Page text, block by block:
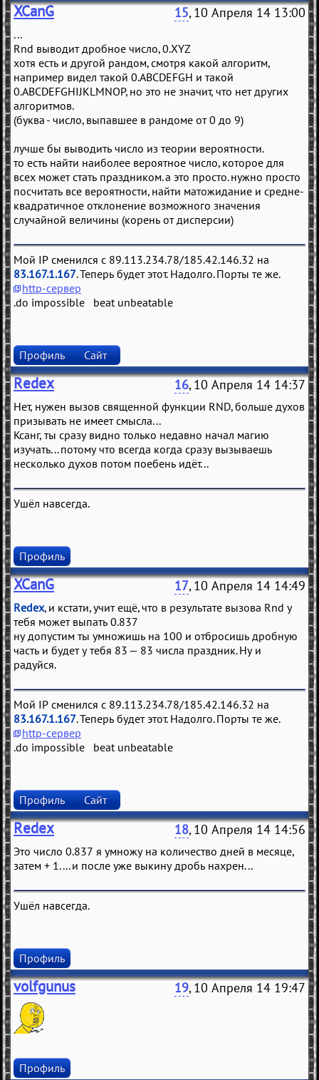
XCanG 15, 10 Апреля 14 13:00
...
Rnd выводит дробное число, 0.XYZ
хотя есть и другой рандом, смотря какой алгоритм,
например видел такой 0.ABCDEFGH и такой
0.ABCDEFGHIJKLMNOP, но это не значит, что нет других
алгоритмов.
(буква - число, выпавшее в рандоме от 0 до 9)
лучше бы выводить число из теории вероятности.
то есть найти наиболее вероятное число, которое для
всех может стать праздником. а это просто. нужно просто
посчитать все вероятности, найти матожидание и средне-
квадратичное отклонение возможного значения
случайной величины (корень от дисперсии)
Мой IP сменился с 89.113.234.78/185.42.146.32 на
83.167.1.167. Теперь будет этот. Надолго. Порты те же.
http-сервер
.do impossible beat unbeatable
Профиль Сайт
Redex 16, 10 Апреля 14 14:37
Нет, нужен вызов священной функции RND, больше духов
призывать не имеет смысла...
Ксанг, ты сразу видно только недавно начал магию
изучать... потому что всегда когда сразу вызываешь
несколько духов потом поебень идёт...
Ушёл навсегда.
Профиль
XCanG 17, 10 Апреля 14 14:49
Redex, и кстати, учит ещё, что в результате вызова Rnd у
тебя может выпать 0.837
ну допустим ты умножишь на 100 и отбросишь дробную
часть и будет у тебя 83 — 83 числа праздник. Ну и
радуйся.
Мой IP сменился с 89.113.234.78/185.42.146.32 на
83.167.1.167. Теперь будет этот. Надолго. Порты те же.
http-сервер
.do impossible beat unbeatable
Профиль Сайт
Redex 18, 10 Апреля 14 14:56
Это число 0.837 я умножу на количество дней в месяце,
затем + 1.... и после уже выкину дробь нахрен...
Ушёл навсегда.
Профиль
volfgunus 19, 10 Апреля 14 19:47
Профиль